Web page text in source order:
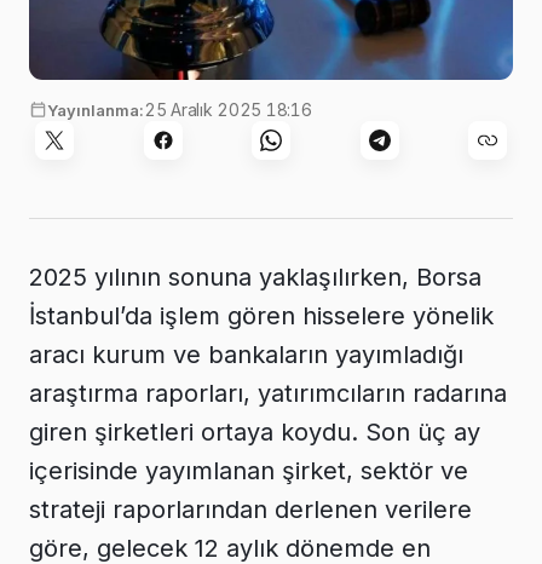
Yayınlanma:25 Aralık 2025 18:16
2025 yılının sonuna yaklaşılırken, Borsa
İstanbul’da işlem gören hisselere yönelik
aracı kurum ve bankaların yayımladığı
araştırma raporları, yatırımcıların radarına
giren şirketleri ortaya koydu. Son üç ay
içerisinde yayımlanan şirket, sektör ve
strateji raporlarından derlenen verilere
göre, gelecek 12 aylık dönemde en